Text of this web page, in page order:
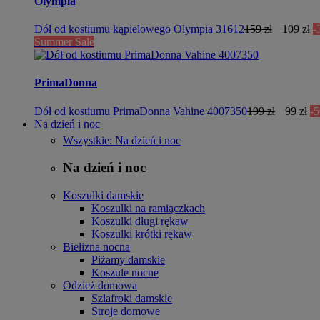
Dół od kostiumu kąpielowego Olympia 31612159 zł 109 zł -
Summer Sale
PrimaDonna
Dół od kostiumu PrimaDonna Vahine 4007350199 zł 99 zł -
Na dzień i noc
Wszystkie: Na dzień i noc
Na dzień i noc
Koszulki damskie
Koszulki na ramiączkach
Koszulki długi rękaw
Koszulki krótki rękaw
Bielizna nocna
Piżamy damskie
Koszule nocne
Odzież domowa
Szlafroki damskie
Stroje domowe